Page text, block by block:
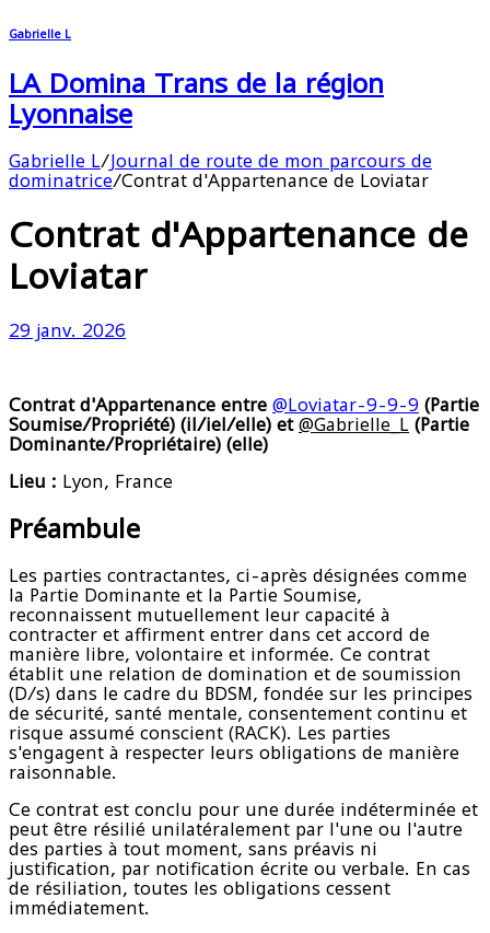
Gabrielle L
LA Domina Trans de la région
Lyonnaise
Gabrielle L/Journal de route de mon parcours de
dominatrice/Contrat d'Appartenance de Loviatar
Contrat d'Appartenance de
Loviatar
29 janv. 2026
Contrat d'Appartenance entre @Loviatar-9-9-9 (Partie
Soumise/Propriété) (il/iel/elle) et @Gabrielle_L (Partie
Dominante/Propriétaire) (elle)
Lieu : Lyon, France
Préambule
Les parties contractantes, ci-après désignées comme
la Partie Dominante et la Partie Soumise,
reconnaissent mutuellement leur capacité à
contracter et affirment entrer dans cet accord de
manière libre, volontaire et informée. Ce contrat
établit une relation de domination et de soumission
(D/s) dans le cadre du BDSM, fondée sur les principes
de sécurité, santé mentale, consentement continu et
risque assumé conscient (RACK). Les parties
s'engagent à respecter leurs obligations de manière
raisonnable.
Ce contrat est conclu pour une durée indéterminée et
peut être résilié unilatéralement par l'une ou l'autre
des parties à tout moment, sans préavis ni
justification, par notification écrite ou verbale. En cas
de résiliation, toutes les obligations cessent
immédiatement.